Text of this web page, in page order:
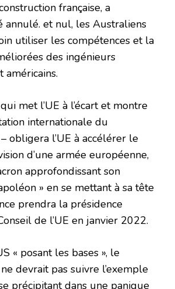
française, a
annulé. et nul, les Australiens
utiliser les compétences et la
des ingénieurs
américains.
met l’UE à l’écart et montre
internationale du
obligera l’UE à accélérer le
d’une armée européenne,
approfondissant son
» en se mettant à sa tête
prendra la présidence
de l’UE en janvier 2022.
« posant les bases », le
devrait pas suivre l’exemple
précipitant dans une panique